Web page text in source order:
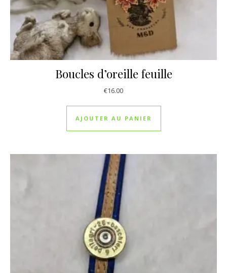
Boucles d’oreille feuille
€16.00
AJOUTER AU PANIER